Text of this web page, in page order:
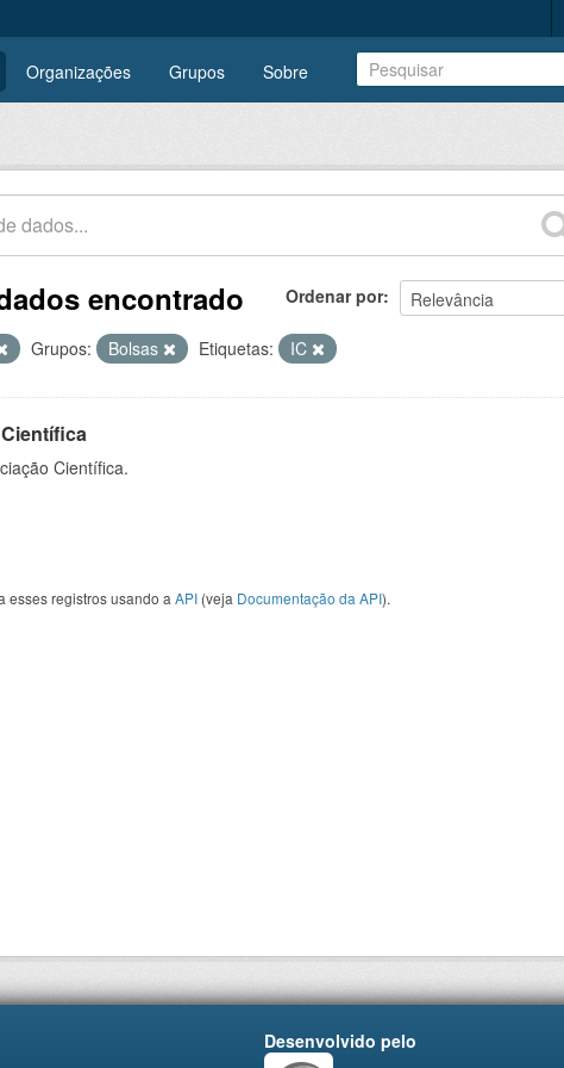
Organizações Grupos Sobre
Ordenar por
encontrado
Grupos: Bolsas Etiquetas: IC
Científica.
esses registros usando a API (veja Documentação da API).
Desenvolvido pelo